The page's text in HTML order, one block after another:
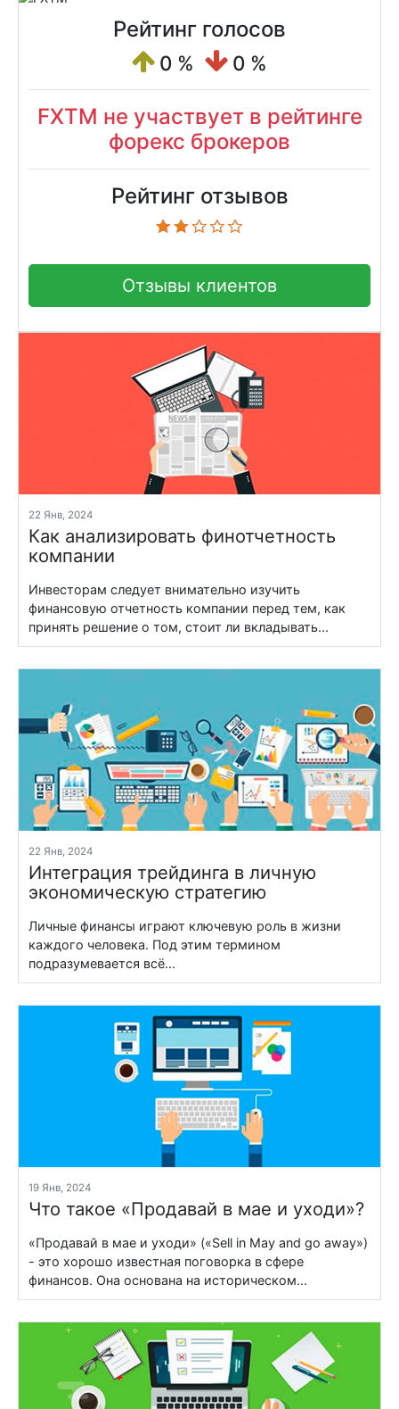
Рейтинг голосов
0 % 0 %
FXTM не участвует в рейтинге
форекс брокеров
Рейтинг отзывов
Отзывы клиентов
22 Янв, 2024
Как анализировать финотчетность
компании
Инвесторам следует внимательно изучить
финансовую отчетность компании перед тем, как
принять решение о том, стоит ли вкладывать...
22 Янв, 2024
Интеграция трейдинга в личную
экономическую стратегию
Личные финансы играют ключевую роль в жизни
каждого человека. Под этим термином
подразумевается всё...
19 Янв, 2024
Что такое «Продавай в мае и уходи»?
«Продавай в мае и уходи» («Sell in May and go away»)
- это хорошо известная поговорка в сфере
финансов. Она основана на историческом...